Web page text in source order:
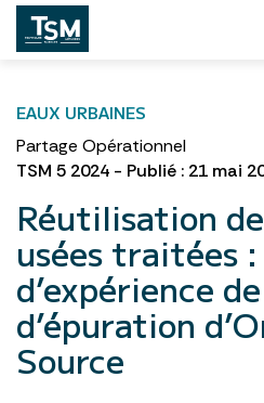
EAUX URBAINES
Partage Opérationnel
TSM 5 2024 - Publié : 21 mai
Réutilisation
usées traitées
d’expérience
d’épuration
Source